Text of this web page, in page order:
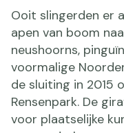
Ooit slingerden er
apen van boom
neushoorns,
voormalige
de sluiting in 2015
Rensenpark. De
voor plaatselijke